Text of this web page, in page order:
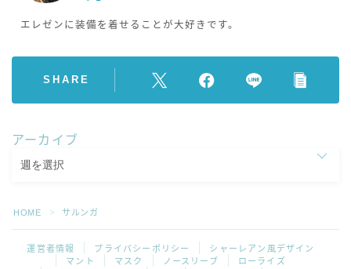
エレゼンに装備を着せることが大好きです。
SHARE
アーカイブ
HOME ＞ サルンガ
運営者情報 プライバシーポリシー
シャーレアン風デザイン
マント
マスク ノースリーブ ローライズ